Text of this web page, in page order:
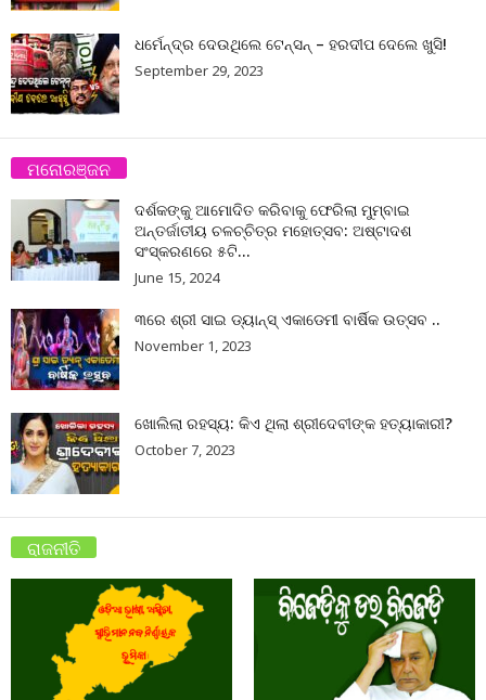
ଧର୍ମେନ୍ଦ୍ର ଦେଉଥିଲେ ଟେନ୍ସନ୍ – ହରଦୀପ ଦେଲେ ଖୁସି!
September 29, 2023
ମନୋରଞ୍ଜନ
ଦର୍ଶକଙ୍କୁ ଆମୋଦିତ କରିବାକୁ ଫେରିଲା ମୁମ୍ବାଇ
ଅନ୍ତର୍ଜାତୀୟ ଚଳଚ୍ଚିତ୍ର ମହୋତ୍ସବ: ଅଷ୍ଟାଦଶ
ସଂସ୍କରଣରେ ୫ଟି...
June 15, 2024
୩ରେ ଶ୍ରୀ ସାଇ ଡ୍ୟାନ୍ସ୍ ଏକାଡେମୀ ବାର୍ଷିକ ଉତ୍ସବ ..
November 1, 2023
ଖୋଲିଲା ରହସ୍ୟ: କିଏ ଥିଲା ଶ୍ରୀଦେବୀଙ୍କ ହତ୍ୟାକାରୀ?
October 7, 2023
ରାଜନୀତି